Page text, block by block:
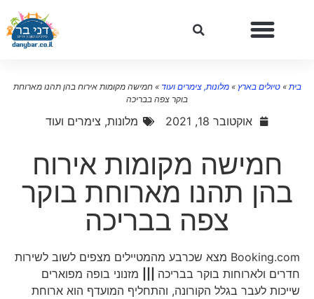
»טיולים בארץ»מלונות, צימרים ועוד»חמישה מקומות אירוח בהן תהנו מארוחת
בוקר צפה בבריכה
אוקטובר 18, 2021 מלונות, צימרים ועוד
חמישה מקומות אירוח
בהן תהנו מארוחת בוקר
צפה בבריכה
Booking.com מצא שכרבע מהמטיילים מצפים לשוב לשירות
חדרים ולארוחות בוקר בבריכה|||
מזנוני בופה מפוארים
שייכות לעבר בגלל הקורונה, והתחליף המועדף הוא ארוחת